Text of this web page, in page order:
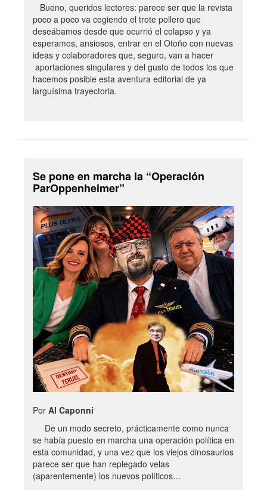
Bueno, queridos lectores: parece ser que la revista
poco a poco va cogiendo el trote pollero que
deseábamos desde que ocurrió el colapso y ya
esperamos, ansiosos, entrar en el Otoño con nuevas
ideas y colaboradores que, seguro, van a hacer
aportaciones singulares y del gusto de todos los que
hacemos posible esta aventura editorial de ya
larguísima trayectoria.
Se pone en marcha la “Operación
ParOppenheimer”
Por Al Caponni
De un modo secreto, prácticamente como nunca
se había puesto en marcha una operación política en
esta comunidad, y una vez que los viejos dinosaurios
parece ser que han replegado velas
(aparentemente) los nuevos políticos…